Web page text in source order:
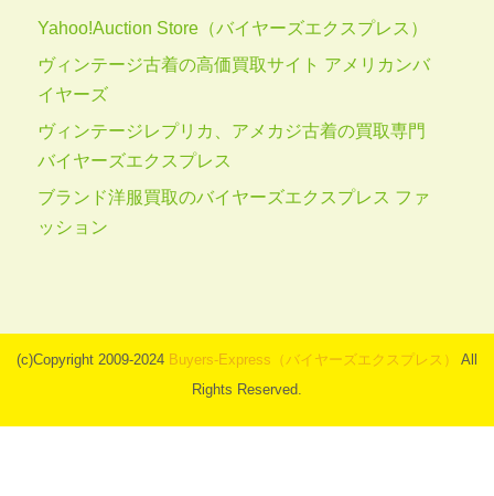
Yahoo!Auction Store（バイヤーズエクスプレス）
ヴィンテージ古着の高価買取サイト アメリカンバ
イヤーズ
ヴィンテージレプリカ、アメカジ古着の買取専門
バイヤーズエクスプレス
ブランド洋服買取のバイヤーズエクスプレス ファ
ッション
(c)Copyright 2009-2024 Buyers-Express（バイヤーズエクスプレス）
All
Rights Reserved.